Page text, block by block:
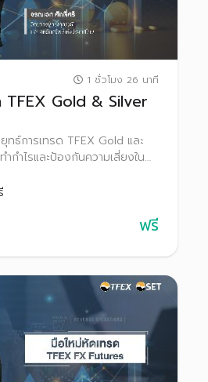
1 ชั่วโมง 26 นาที
TFEX Gold & Silver
ทธ์การเทรด TFEX Gold และ
กำไรและป้องกันความเสี่ยงใน
ฟรี